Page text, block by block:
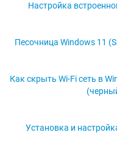
Настройка
Песочница Windows 11
Как скрыть Wi-Fi сеть в
Установка и